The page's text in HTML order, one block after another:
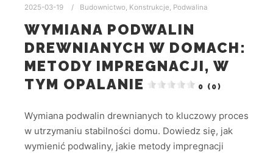
2025-03-19 Budownictwo, Konstrukcje, Podwalina
WYMIANA PODWALIN
DREWNIANYCH W DOMACH:
METODY IMPREGNACJI, W
TYM OPALANIE
0 (0)
Wymiana podwalin drewnianych to kluczowy proces
w utrzymaniu stabilności domu. Dowiedz się, jak
wymienić podwaliny, jakie metody impregnacji